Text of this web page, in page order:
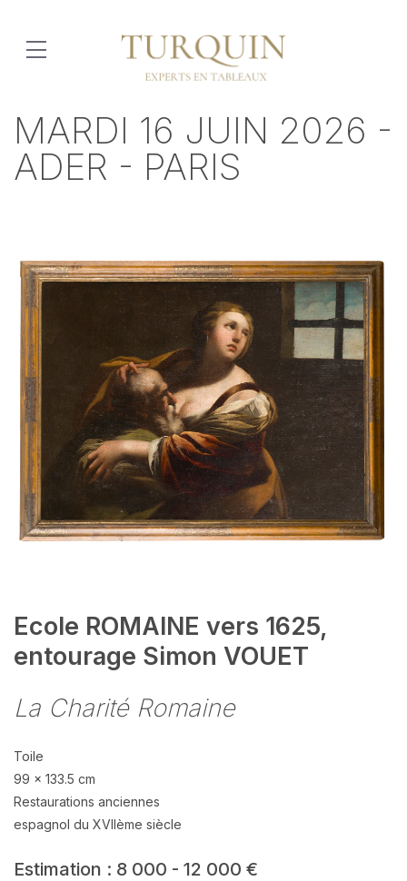
MARDI 16 JUIN 2026 -
ADER - PARIS
Ecole ROMAINE vers 1625,
entourage Simon VOUET
La Charité Romaine
Toile
99 x 133.5 cm
Restaurations anciennes
espagnol du XVIIème siècle
Estimation : 8 000 - 12 000 €